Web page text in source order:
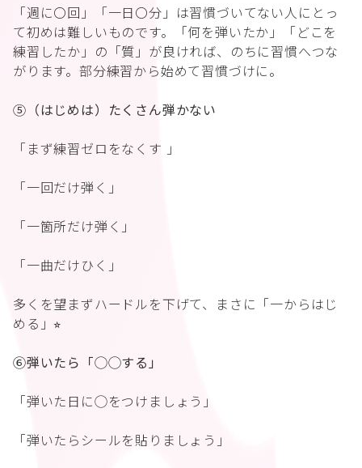
「週に〇回」「一日〇分」は習慣づいてない人にとっ
て初めは難しいものです。「何を弾いたか」「どこを
練習したか」の「質」が良ければ、のちに習慣へつな
がります。部分練習から始めて習慣づけに。
⑤（はじめは）たくさん弾かない
「まず練習ゼロをなくす 」
「一回だけ弾く」
「一箇所だけ弾く」
「一曲だけひく」
多くを望まずハードルを下げて、まさに「一からはじ
める」⭐︎
⑥弾いたら「◯◯する」
「弾いた日に◯をつけましょう」
「弾いたらシールを貼りましょう」